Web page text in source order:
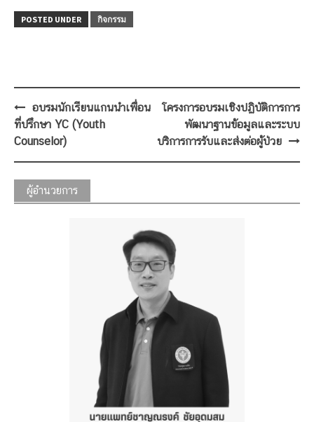
POSTED UNDER กิจกรรม
Post
navigation
อบรมนักเรียนแกนนำเพื่อน
ที่ปรึกษา YC (Youth
Counselor)
โครงการอบรมเชิงปฏิบัติการการ
พัฒนาฐานข้อมูลและระบบ
บริการการรับและส่งต่อผู้ป่วย
ผู้อำนวยการ